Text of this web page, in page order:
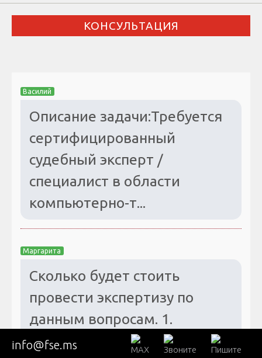
КОНСУЛЬТАЦИЯ
Василий
Описание задачи:Требуется
сертифицированный
судебный эксперт /
специалист в области
компьютерно-т...
Маргарита
Сколько будет стоить
провести экспертизу по
данным вопросам. 1.
Соответствует ли указанное
info@fse.ms